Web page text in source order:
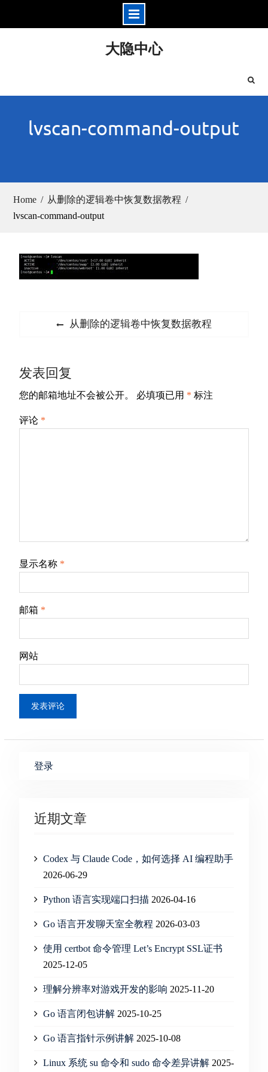
大隐中心
lvscan-command-output
Home
从删除的逻辑卷中恢复数据教程
lvscan-command-output
航
Previous
从删除的逻辑卷中恢复数据教程
发表回复
您的邮箱地址不会被公开。 必填项已用 * 标注
评论 *
显示名称 *
邮箱 *
网站
登录
近期文章
Codex 与 Claude Code，如何选择 AI 编程助手
2026-06-29
Python 语言实现端口扫描 2026-04-16
Go 语言开发聊天室全教程 2026-03-03
使用 certbot 命令管理 Let’s Encrypt SSL证书
2025-12-05
理解分辨率对游戏开发的影响 2025-11-20
Go 语言闭包讲解 2025-10-25
Go 语言指针示例讲解 2025-10-08
Linux 系统 su 命令和 sudo 命令差异讲解 2025-